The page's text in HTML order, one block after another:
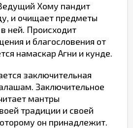
Хому пандит
и очищает предметы
ней. Происходит
и благословения от
намаскар Агни и кунде.
заключительная
Заключительное
мантры
традиции и своей
он принадлежит.